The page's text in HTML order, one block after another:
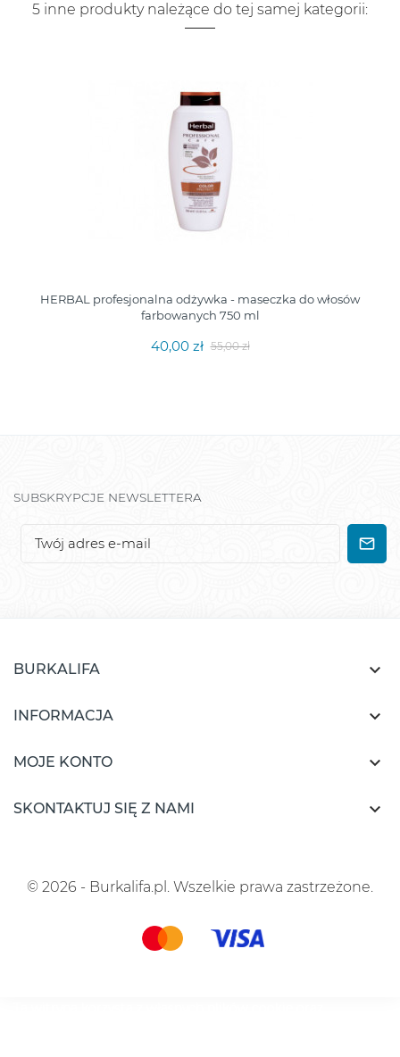
5 inne produkty należące do tej samej kategorii:
HERBAL profesjonalna odżywka - maseczka do włosów
farbowanych 750 ml
40,00 zł 55,00 zł
SUBSKRYPCJE NEWSLETTERA
BURKALIFA 
INFORMACJA 
MOJE KONTO 
SKONTAKTUJ SIĘ Z NAMI 
© 2026 - Burkalifa.pl. Wszelkie prawa zastrzeżone.